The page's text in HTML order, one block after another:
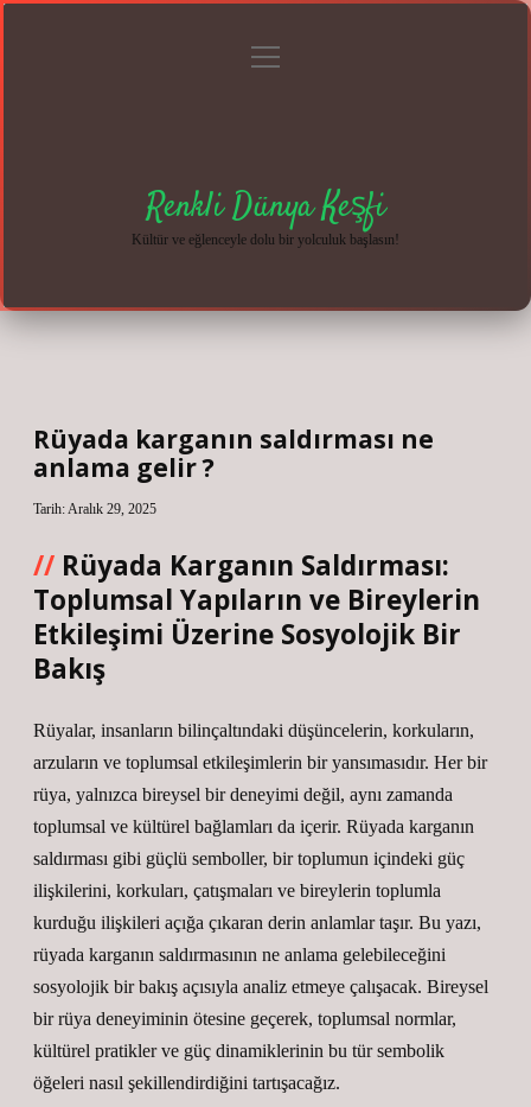
menüyü
Renkli Dünya Keşfi
Kültür ve eğlenceyle dolu bir yolculuk başlasın!
Rüyada karganın saldırması ne
anlama gelir ?
Tarih: Aralık 29, 2025
Rüyada Karganın Saldırması:
Toplumsal Yapıların ve Bireylerin
Etkileşimi Üzerine Sosyolojik Bir
Bakış
Rüyalar, insanların bilinçaltındaki düşüncelerin, korkuların,
arzuların ve toplumsal etkileşimlerin bir yansımasıdır. Her bir
rüya, yalnızca bireysel bir deneyimi değil, aynı zamanda
toplumsal ve kültürel bağlamları da içerir. Rüyada karganın
saldırması gibi güçlü semboller, bir toplumun içindeki güç
ilişkilerini, korkuları, çatışmaları ve bireylerin toplumla
kurduğu ilişkileri açığa çıkaran derin anlamlar taşır. Bu yazı,
rüyada karganın saldırmasının ne anlama gelebileceğini
sosyolojik bir bakış açısıyla analiz etmeye çalışacak. Bireysel
bir rüya deneyiminin ötesine geçerek, toplumsal normlar,
kültürel pratikler ve güç dinamiklerinin bu tür sembolik
öğeleri nasıl şekillendirdiğini tartışacağız.